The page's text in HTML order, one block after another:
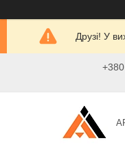
Друзі! У